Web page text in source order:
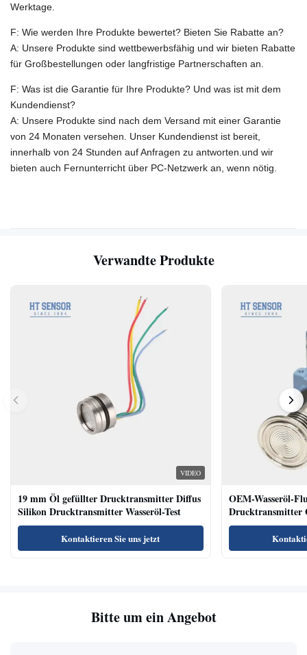
Werktage.
F: Wie werden Ihre Produkte bewertet? Bieten Sie Rabatte an?
A: Unsere Produkte sind wettbewerbsfähig und wir bieten Rabatte
für Großbestellungen oder langfristige Partnerschaften an.
F: Was ist die Garantie für Ihre Produkte? Und was ist mit dem
Kundendienst?
A: Unsere Produkte sind nach dem Versand mit einer Garantie
von 24 Monaten versehen. Unser Kundendienst ist bereit,
innerhalb von 24 Stunden auf Anfragen zu antworten.und wir
bieten auch Fernunterricht über PC-Netzwerk an, wenn nötig.
Verwandte Produkte
VIDEO
19 mm Öl gefüllter Drucktransmitter Diffus
Silikon Drucktransmitter Wasseröl-Test
Kontaktieren Sie uns jetzt
OEM-Wasseröl-
Drucktransmitter
Bitte um ein Angebot